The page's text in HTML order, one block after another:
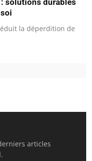
la déperdition de
articles